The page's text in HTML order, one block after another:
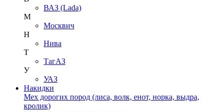
ВАЗ (Lada)
М
Москвич
Н
Нива
Т
ТагАЗ
У
УАЗ
Накидки
Мех дорогих пород (лиса, волк, енот, норка, выдра,
кролик)